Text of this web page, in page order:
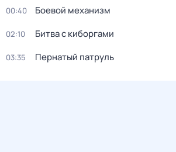
00:40 Боевой механизм
02:10 Битва с киборгами
03:35 Пернатый патруль